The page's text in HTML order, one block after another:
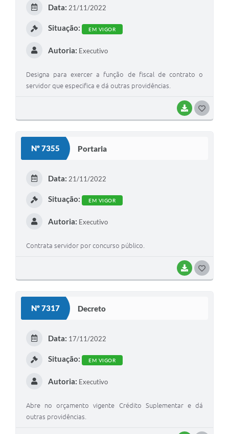
BAIXAR
Data: 21/11/2022
Situação: EM VIGOR
Autoria: Executivo
Designa para exercer a função de fiscal de contrato o
servidor que especifica e dá outras providências.
Nº 7355 Portaria
BAIXAR
Data: 21/11/2022
Situação: EM VIGOR
Autoria: Executivo
Contrata servidor por concurso público.
Nº 7317 Decreto
Data: 17/11/2022
Situação: EM VIGOR
Autoria: Executivo
Abre no orçamento vigente Crédito Suplementar e dá
outras providências.